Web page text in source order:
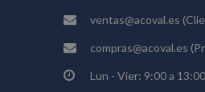
ventas@acoval.es
compras@acoval.es
Lun - Vier: 9:00 a